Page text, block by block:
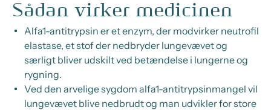
Sådan virker medicinen
Alfa1-antitrypsin er et enzym, der modvirker neutrofil
elastase, et stof der nedbryder lungevævet og
særligt bliver udskilt ved betændelse i lungerne og
rygning.
Ved den arvelige sygdom alfa1-antitrypsinmangel vil
lungevævet blive nedbrudt og man udvikler for store